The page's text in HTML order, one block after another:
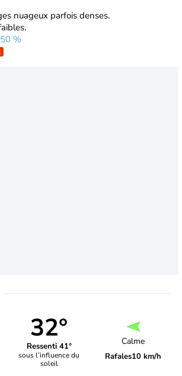
nuageux parfois denses.
50 %
32°
Ressenti 41°
sous l’influence du
soleil
Calme
Rafales10 km/h